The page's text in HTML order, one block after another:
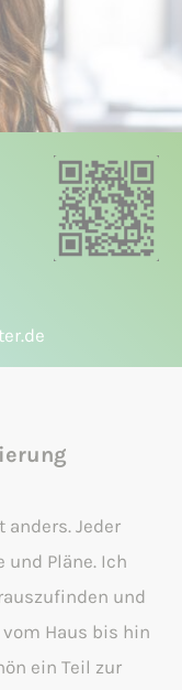
anders. Jeder
Pläne. Ich
und
Haus bis hin
ein Teil zur